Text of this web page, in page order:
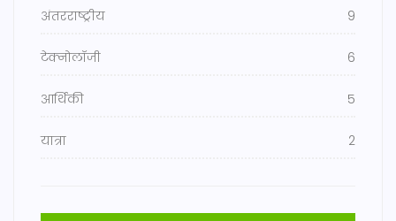
अंतरराष्ट्रीय 9
टेक्नोलॉजी 6
आर्थिकी 5
यात्रा 2